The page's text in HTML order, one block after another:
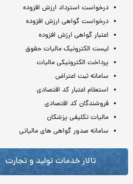
درخواست استرداد ارزش افزوده
درخواست گواهی ارزش افزوده
اعتبار گواهی ارزش افزوده
لیست الکترونیک مالیات حقوق
پرداخت الکترونیکی مالیات
سامانه ثبت اعتراض
استعلام اعتبار کد اقتصادی
فروشندگان کد اقتصادی
مالیات تکلیفی پزشکان
سامانه صدور گواهی های مالیاتی
تالار خدمات تولید و تجارت